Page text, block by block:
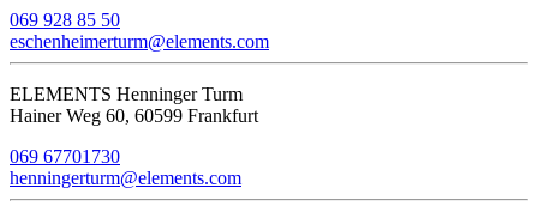
069 928 85 50
eschenheimerturm@elements.com
ELEMENTS Henninger Turm
Hainer Weg 60, 60599 Frankfurt
069 67701730
henningerturm@elements.com